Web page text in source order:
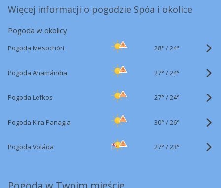
Więcej informacji o pogodzie Spóa i okolice
Pogoda w okolicy
Pogoda Mesochóri 28° /24°
Pogoda Ahamándia 27° /24°
Pogoda Lefkos 27° /24°
Pogoda Kira Panagia 30° /26°
Pogoda Voláda 27° /23°
Pogoda w Twoim mieście